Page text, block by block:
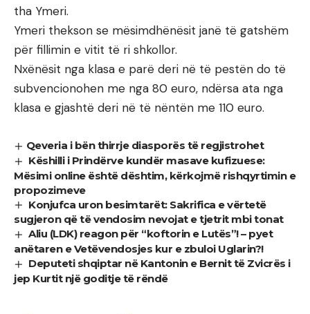
tha Ymeri.
Ymeri thekson se mësimdhënësit janë të gatshëm
për fillimin e vitit të ri shkollor.
Nxënësit nga klasa e parë deri në të pestën do të
subvencionohen me nga 80 euro, ndërsa ata nga
klasa e gjashtë deri në të nëntën me 110 euro.
​Qeveria i bën thirrje diasporës të regjistrohet
Këshilli i Prindërve kundër masave kufizuese:
Mësimi online është dështim, kërkojmë rishqyrtimin e
propozimeve
Konjufca uron besimtarët: Sakrifica e vërtetë
sugjeron që të vendosim nevojat e tjetrit mbi tonat
Aliu (LDK) reagon për “koftorin e Lutës”! – pyet
anëtaren e Vetëvendosjes kur e zbuloi Uglarin?!
Deputeti shqiptar në Kantonin e Bernit të Zvicrës i
jep Kurtit një goditje të rëndë